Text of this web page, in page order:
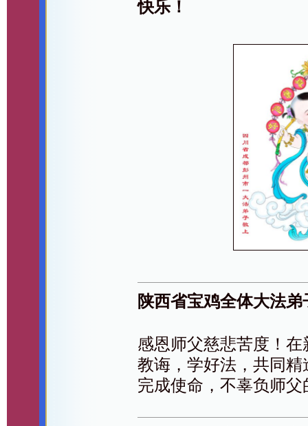
快乐！
陕西省宝鸡全体大法
感恩师父慈悲苦度！
教诲，学好法，共同
完成使命，不辜负师